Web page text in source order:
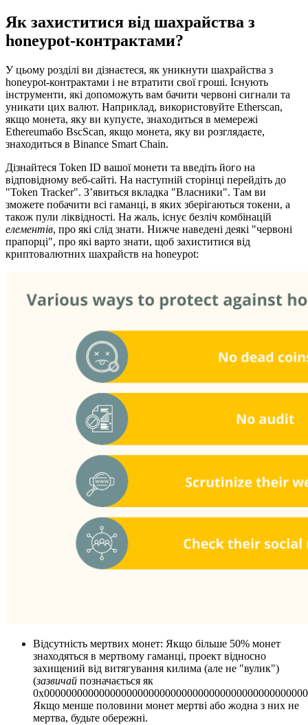
Як захиститися від шахрайства з
honeypot-контрактами?
У цьому розділі ви дізнаєтеся, як уникнути шахрайства з
honeypot-контрактами і не втратити свої гроші. Існують
інструменти, які допоможуть вам бачити червоні сигнали та
уникати цих валют. Наприклад, використовуйте Etherscan,
якщо монета, яку ви купуєте, знаходиться в мемережі
Ethereumабо BscScan, якщо монета, яку ви розглядаєте,
знаходиться в Binance Smart Chain.
Дізнайтеся Token ID вашої монети та введіть його на
відповідному веб-сайті. На наступній сторінці перейдіть до
"Token Tracker". З’явиться вкладка "Власники". Там ви
зможете побачити всі гаманці, в яких зберігаються токени, а
також пули ліквідності. На жаль, існує безліч комбінацій
елементів, про які слід знати. Нижче наведені деякі "червоні
прапорці", про які варто знати, щоб захиститися від
криптовалютних шахрайств на honeypot:
Відсутність мертвих монет: Якщо більше 50% монет
знаходяться в мертвому гаманці, проект відносно
захищений від витягування килима (але не "вулик")
(зазвичай позначається як
Якщо менше половини монет мертві або жодна з них не
мертва, будьте обережні.